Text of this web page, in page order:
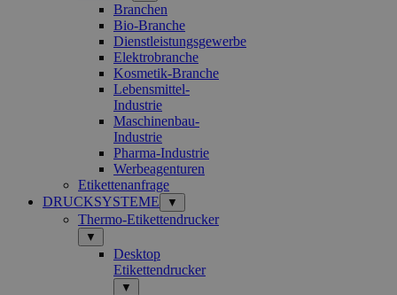
Branchen
Bio-Branche
Dienstleistungsgewerbe
Elektrobranche
Kosmetik-Branche
Lebensmittel-
Industrie
Maschinenbau-
Industrie
Pharma-Industrie
Werbeagenturen
Etikettenanfrage
DRUCKSYSTEME
▼
Thermo-Etikettendrucker
▼
Desktop
Etikettendrucker
▼